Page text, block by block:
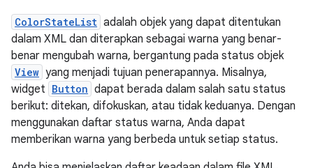
ColorStateList adalah objek yang dapat ditentukan
dalam XML dan diterapkan sebagai warna yang benar-
benar mengubah warna, bergantung pada status objek
View yang menjadi tujuan penerapannya. Misalnya,
widget Button dapat berada dalam salah satu status
berikut: ditekan, difokuskan, atau tidak keduanya. Dengan
menggunakan daftar status warna, Anda dapat
memberikan warna yang berbeda untuk setiap status.